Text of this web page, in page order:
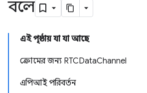
বলে
এই পৃষ্ঠায় যা যা আছে
ক্রোমের জন্য RTCDataChannel
এপিআই পরিবর্তন